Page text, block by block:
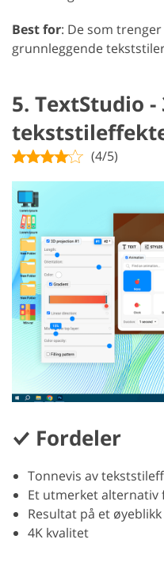
Best for: De som
grunnleggende
5. TextStudio -
(4/5)
Fordeler
Tonnevis av
Et utmerket alternativ
Resultat på et øyeblikk
4K kvalitet